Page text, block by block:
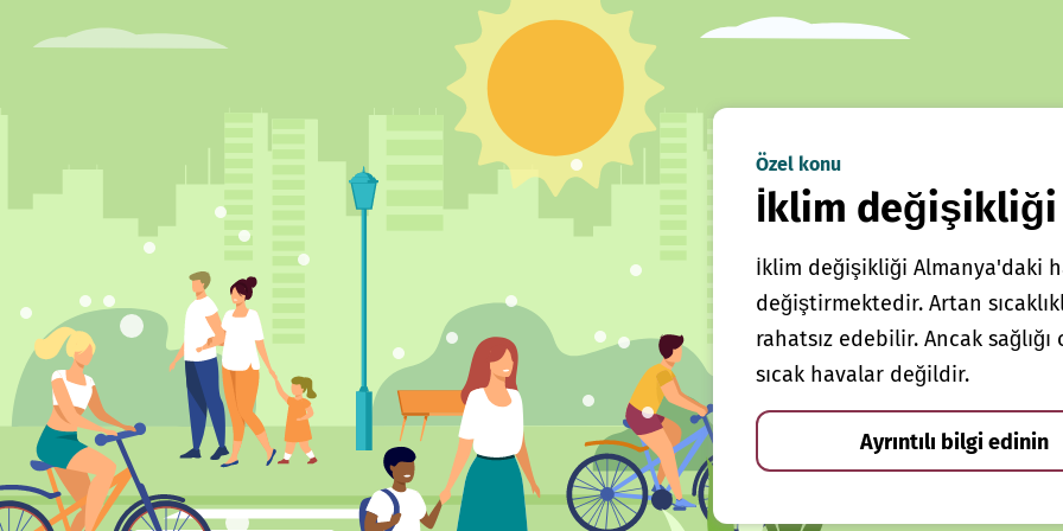
Özel konu
İklim değişikliği
İklim değişikliği Almanya'daki
değiştirmektedir. Artan
rahatsız edebilir. Ancak
sıcak havalar değildir.
Ayrıntılı bilgi edinin